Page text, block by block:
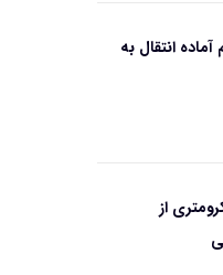
آماده انتقال به
از